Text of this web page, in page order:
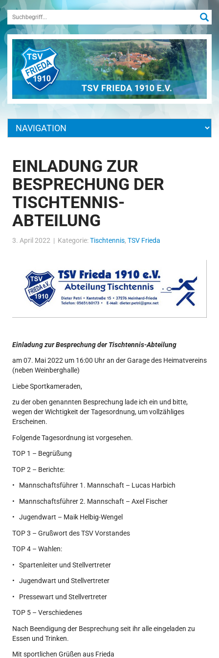
EINLADUNG ZUR
BESPRECHUNG DER
TISCHTENNIS-
ABTEILUNG
3. April 2022 | Kategorie:Tischtennis, TSV Frieda
Einladung zur Besprechung der Tischtennis-Abteilung
am 07. Mai 2022 um 16:00 Uhr an der Garage des Heimatvereins
(neben Weinberghalle)
Liebe Sportkameraden,
zu der oben genannten Besprechung lade ich ein und bitte,
wegen der Wichtigkeit der Tagesordnung, um vollzähliges
Erscheinen.
Folgende Tagesordnung ist vorgesehen.
TOP 1 – Begrüßung
TOP 2 – Berichte:
• Mannschaftsführer 1. Mannschaft – Lucas Harbich
• Mannschaftsführer 2. Mannschaft – Axel Fischer
• Jugendwart – Maik Helbig-Wengel
TOP 3 – Grußwort des TSV Vorstandes
TOP 4 – Wahlen:
• Spartenleiter und Stellvertreter
• Jugendwart und Stellvertreter
• Pressewart und Stellvertreter
TOP 5 – Verschiedenes
Nach Beendigung der Besprechung seit ihr alle eingeladen zu
Essen und Trinken.
Mit sportlichen Grüßen aus Frieda